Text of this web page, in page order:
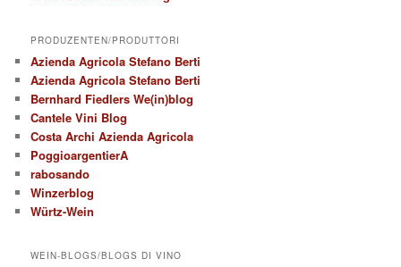
PRODUZENTEN/PRODUTTORI
Azienda Agricola Stefano Berti
Azienda Agricola Stefano Berti
Bernhard Fiedlers We(in)blog
Cantele Vini Blog
Costa Archi Azienda Agricola
PoggioargentierA
rabosando
Winzerblog
Würtz-Wein
WEIN-BLOGS/BLOGS DI VINO